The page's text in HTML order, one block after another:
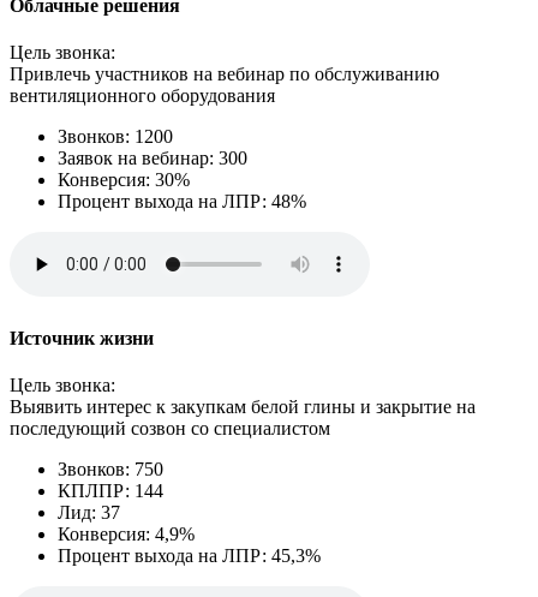
Облачные решения
Цель звонка:
Привлечь участников на вебинар по обслуживанию
вентиляционного оборудования
Звонков: 1200
Заявок на вебинар: 300
Конверсия: 30%
Процент выхода на ЛПР: 48%
Источник жизни
Цель звонка:
Выявить интерес к закупкам белой глины и закрытие на
последующий созвон со специалистом
Звонков: 750
КПЛПР: 144
Лид: 37
Конверсия: 4,9%
Процент выхода на ЛПР: 45,3%